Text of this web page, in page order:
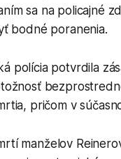
sa na policajné
bodné poranenia.
polícia potvrdila
pričom v
manželov